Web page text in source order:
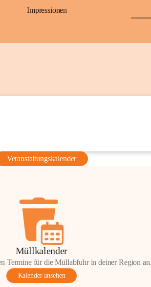
Impressionen
Veranstaltungskalender
Müllkalender
Termine für die Müllabfuhr in deiner Region
Kalender ansehen